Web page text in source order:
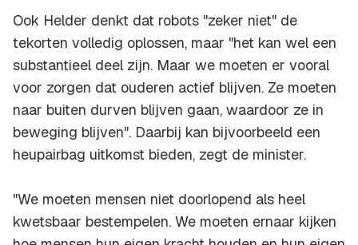
Ook Helder denkt dat robots "zeker niet" de
tekorten volledig oplossen, maar "het kan wel een
substantieel deel zijn. Maar we moeten er vooral
voor zorgen dat ouderen actief blijven. Ze moeten
naar buiten durven blijven gaan, waardoor ze in
beweging blijven". Daarbij kan bijvoorbeeld een
heupairbag uitkomst bieden, zegt de minister.
"We moeten mensen niet doorlopend als heel
kwetsbaar bestempelen. We moeten ernaar kijken